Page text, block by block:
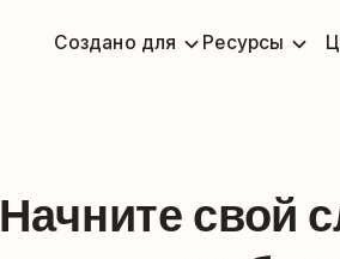
Создано для Ресурсы
Начните свой